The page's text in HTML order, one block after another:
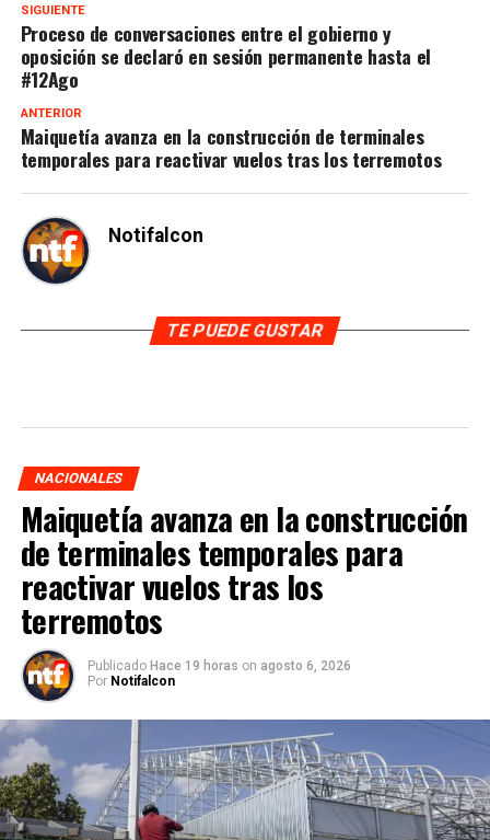
SIGUIENTE
Proceso de conversaciones entre el gobierno y
oposición se declaró en sesión permanente hasta el
#12Ago
ANTERIOR
Maiquetía avanza en la construcción de terminales
temporales para reactivar vuelos tras los terremotos
Notifalcon
TE PUEDE GUSTAR
NACIONALES
Maiquetía avanza en la construcción
de terminales temporales para
reactivar vuelos tras los
terremotos
Publicado Hace 19 horas on agosto 6, 2026
Por Notifalcon